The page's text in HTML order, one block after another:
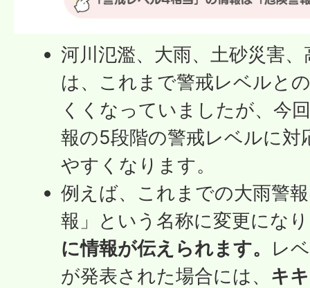
河川氾濫、大雨、土砂災害
は、これまで警戒レベルと
くくなっていましたが、今
報の5段階の警戒レベルに対
やすくなります。
例えば、これまでの大雨警
報」という名称に変更にな
に情報が伝えられます。
レ
が発表された場合には、 キ